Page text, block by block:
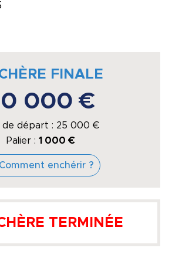
FINALE
000 €
de départ : 25 000 €
Palier : 1 000 €
Comment enchérir ?
TERMINÉE